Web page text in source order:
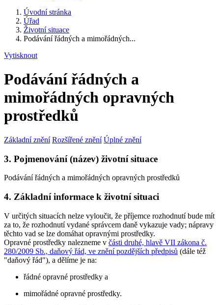
Úvodní stránka
Úřad
Životní situace
Podávání řádných a mimořádných...
Vytisknout
Podávání řádných a
mimořádných opravných
prostředků
Základní znění Rozšířené znění Úplné znění
3. Pojmenování (název) životní situace
Podávání řádných a mimořádných opravných prostředků
4. Základní informace k životní situaci
V určitých situacích nelze vyloučit, že příjemce rozhodnutí bude mít
za to, že rozhodnutí vydané správcem daně vykazuje vady; nápravy
těchto vad se lze domáhat opravnými prostředky.
Opravné prostředky nalezneme v části druhé, hlavě VII zákona č.
280/2009 Sb., daňový řád, ve znění pozdějších předpisů (dále též
"daňový řád"), a dělíme je na:
řádné opravné prostředky a
mimořádné opravné prostředky.